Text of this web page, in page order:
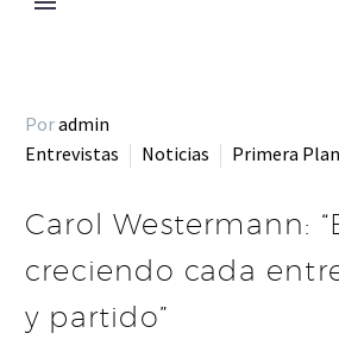
Poradmin
Entrevistas
Noticias Primera
Carol Westermann:
creciendo cada
y partido”